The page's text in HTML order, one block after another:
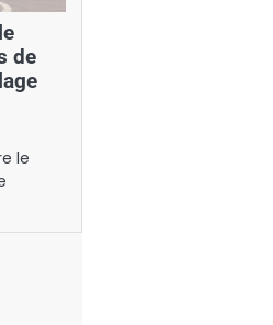
de
le